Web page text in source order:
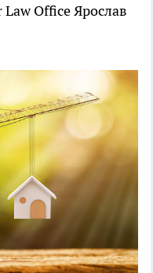
Office Ярослав